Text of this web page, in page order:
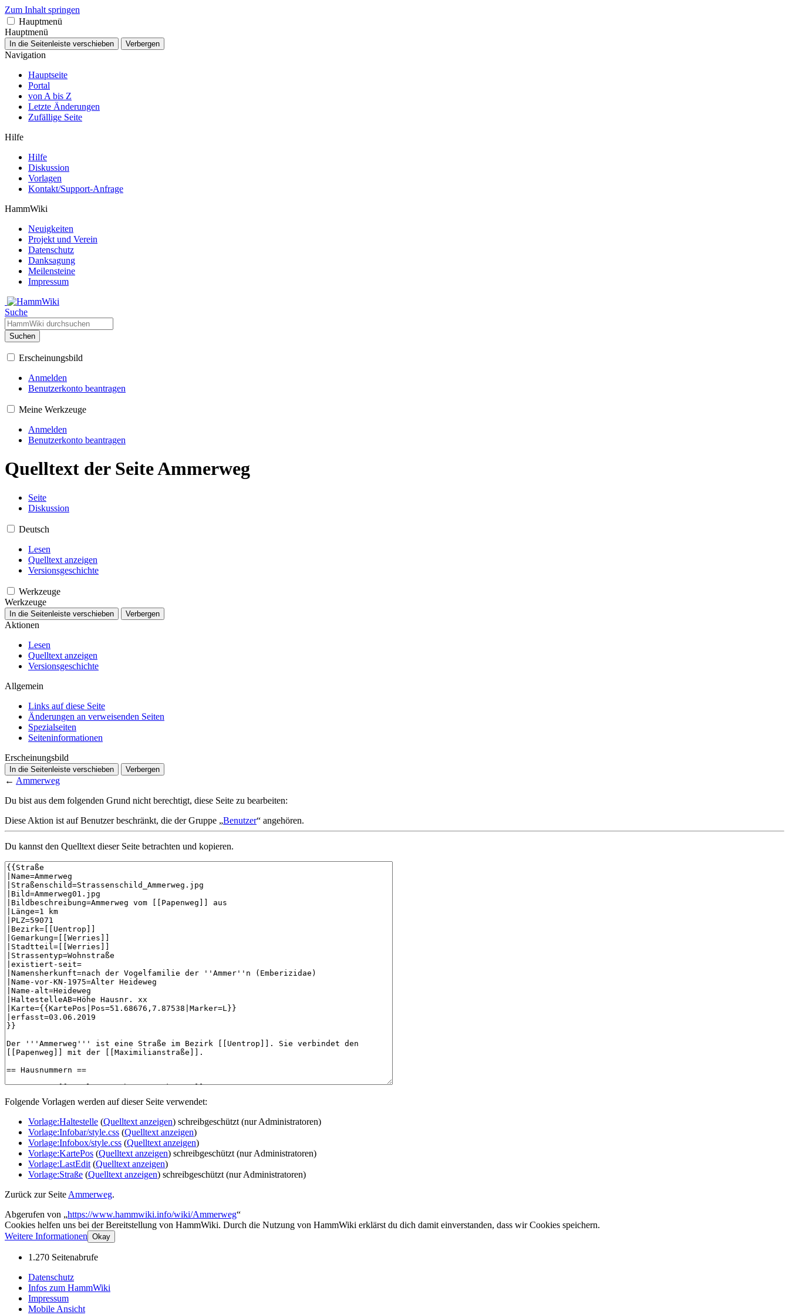
Zum Inhalt springen
Hauptmenü
Hauptmenü
In die Seitenleiste verschieben Verbergen
Navigation
Hauptseite
Portal
von A bis Z
Letzte Änderungen
Zufällige Seite
Hilfe
Hilfe
Diskussion
Vorlagen
Kontakt/Support-Anfrage
HammWiki
Neuigkeiten
Projekt und Verein
Datenschutz
Danksagung
Meilensteine
Impressum
Suche
Suchen
Erscheinungsbild
Anmelden
Benutzerkonto beantragen
Meine Werkzeuge
Anmelden
Benutzerkonto beantragen
Quelltext der Seite Ammerweg
Seite
Diskussion
Deutsch
Lesen
Quelltext anzeigen
Versionsgeschichte
Werkzeuge
Werkzeuge
In die Seitenleiste verschieben Verbergen
Aktionen
Lesen
Quelltext anzeigen
Versionsgeschichte
Allgemein
Links auf diese Seite
Änderungen an verweisenden Seiten
Spezialseiten
Seiten­­informationen
Erscheinungsbild
In die Seitenleiste verschieben Verbergen
← Ammerweg
Du bist aus dem folgenden Grund nicht berechtigt, diese Seite zu bearbeiten:
Diese Aktion ist auf Benutzer beschränkt, die der Gruppe „Benutzer“ angehören.
Du kannst den Quelltext dieser Seite betrachten und kopieren.
Folgende Vorlagen werden auf dieser Seite verwendet:
Vorlage:Haltestelle (Quelltext anzeigen) schreibgeschützt (nur Administratoren)
Vorlage:Infobar/style.css (Quelltext anzeigen)
Vorlage:Infobox/style.css (Quelltext anzeigen)
Vorlage:KartePos (Quelltext anzeigen) schreibgeschützt (nur Administratoren)
Vorlage:LastEdit (Quelltext anzeigen)
Vorlage:Straße (Quelltext anzeigen) schreibgeschützt (nur Administratoren)
Zurück zur Seite Ammerweg.
Abgerufen von „https://www.hammwiki.info/wiki/Ammerweg“
Cookies helfen uns bei der Bereitstellung von HammWiki. Durch die Nutzung von HammWiki erklärst du dich damit einverstanden, dass wir Cookies speichern.
Weitere Informationen Okay
1.270 Seitenabrufe
Datenschutz
Infos zum HammWiki
Impressum
Mobile Ansicht